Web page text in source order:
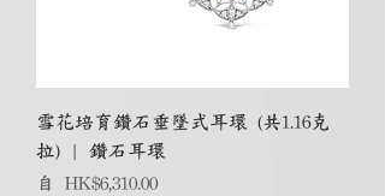
雪花培育鑽石垂墜式耳環 (共1.16克
拉) | 鑽石耳環
自 HK$6,310.00
促銷價格